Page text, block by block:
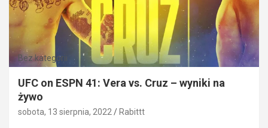
Bez kategorii
UFC on ESPN 41: Vera vs. Cruz – wyniki na
żywo
sobota, 13 sierpnia, 2022 Rabittt